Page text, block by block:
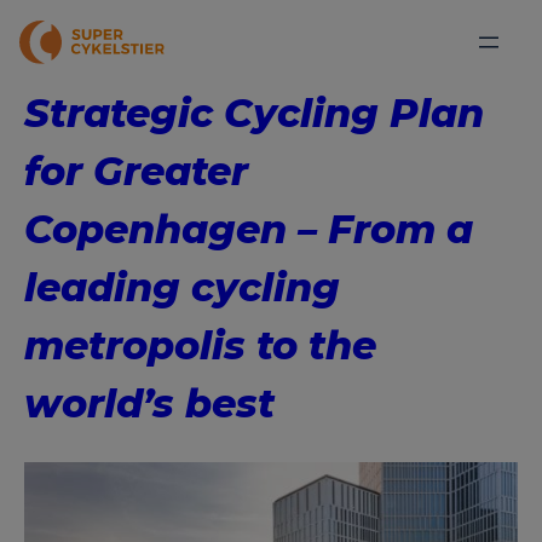
Strategic Cycling Plan
for Greater
Copenhagen – From a
leading cycling
metropolis to the
world’s best